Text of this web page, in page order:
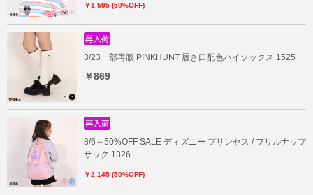
￥1,595 (50%OFF)
3/23一部再販 PINKHUNT 履き口配色ハイソックス 1525
￥869
8/6～50%OFF SALE ディズニー プリンセス / フリルナップ
サック 1326
￥2,145 (50%OFF)